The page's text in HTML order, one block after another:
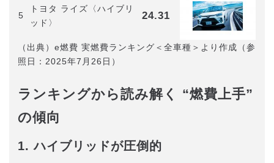
5
トヨタ ライズ〈ハイブリ
ッド〉
24.31
（出典）e燃費 実燃費ランキング＜全車種＞より作成（参
照日：2025年7月26日）
ランキングから読み解く “燃費上手”
の傾向
1. ハイブリッドが圧倒的